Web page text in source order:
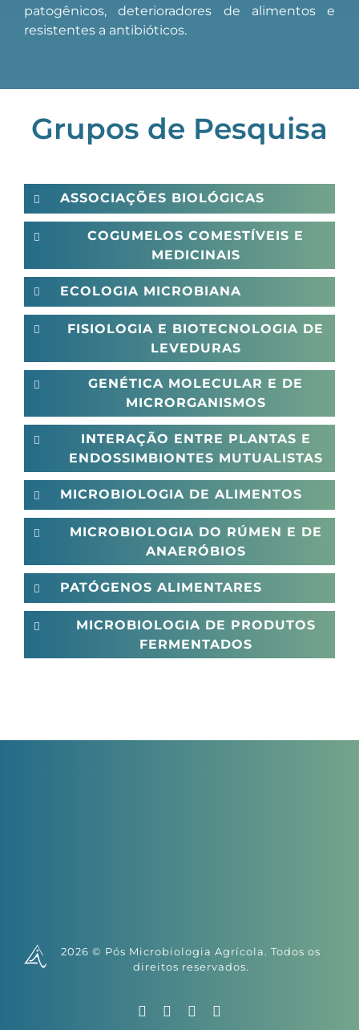
patogênicos, deterioradores de alimentos e
resistentes a antibióticos.
Grupos de Pesquisa
ASSOCIAÇÕES BIOLÓGICAS
COGUMELOS COMESTÍVEIS E
MEDICINAIS
ECOLOGIA MICROBIANA
FISIOLOGIA E BIOTECNOLOGIA DE
LEVEDURAS
GENÉTICA MOLECULAR E DE
MICRORGANISMOS
INTERAÇÃO ENTRE PLANTAS E
ENDOSSIMBIONTES MUTUALISTAS
MICROBIOLOGIA DE ALIMENTOS
MICROBIOLOGIA DO RÚMEN E DE
ANAERÓBIOS
PATÓGENOS ALIMENTARES
MICROBIOLOGIA DE PRODUTOS
FERMENTADOS
2026 © Pós Microbiologia Agrícola. Todos os
direitos reservados.
Facebook Instagram